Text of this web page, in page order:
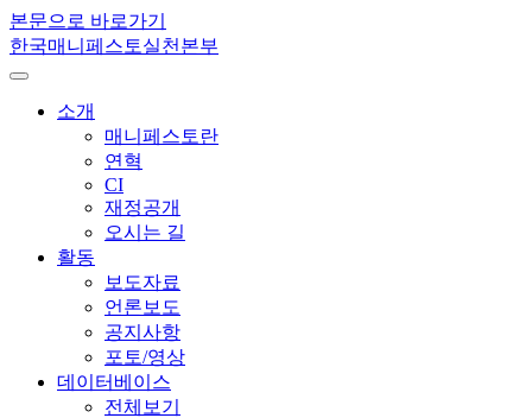
본문으로 바로가기
한국매니페스토실천본부
소개
매니페스토란
연혁
CI
재정공개
오시는 길
활동
보도자료
언론보도
공지사항
포토/영상
데이터베이스
전체보기